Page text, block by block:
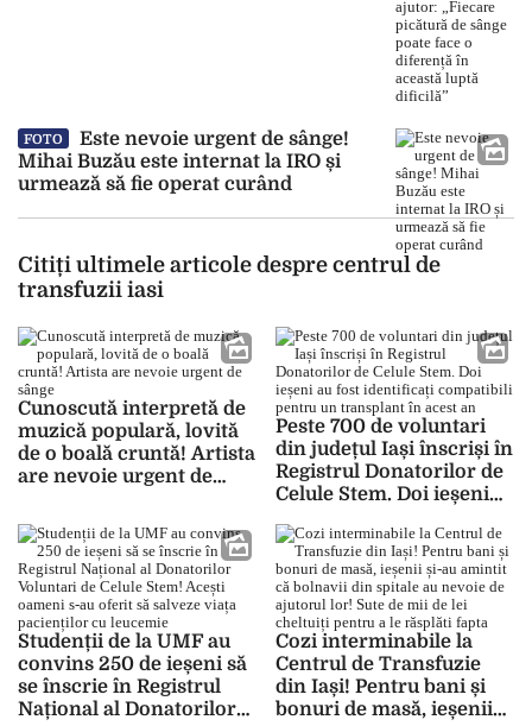
FOTO
Este nevoie urgent de sânge!
Mihai Buzău este internat la IRO și
urmează să fie operat curând
Citiți ultimele articole despre centrul de
transfuzii iasi
Cunoscută interpretă de
muzică populară, lovită
de o boală cruntă! Artista
are nevoie urgent de
Peste 700 de voluntari
din județul Iași înscriși în
Registrul Donatorilor de
Celule Stem. Doi ieșeni
compatibili pentru un
transplant în acest an
Studenții de la UMF au
convins 250 de ieșeni să
se înscrie în Registrul
Național al Donatorilor
Cozi interminabile la
Centrul de Transfuzie
din Iași! Pentru bani și
bonuri de masă, ieșenii